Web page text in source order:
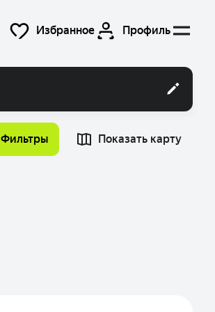
Избранное Профиль
Фильтры Показать карту